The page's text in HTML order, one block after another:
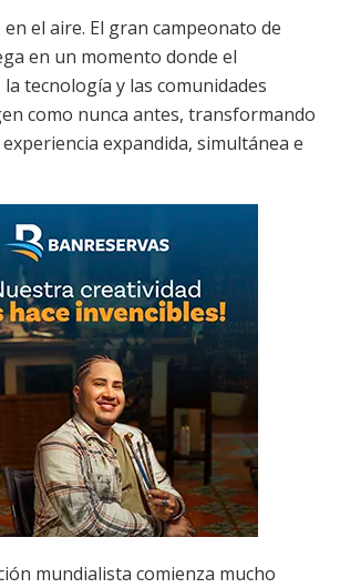
el aire. El gran campeonato de
en un momento donde el
tecnología y las comunidades
como nunca antes, transformando
expandida, simultánea e
mundialista comienza mucho